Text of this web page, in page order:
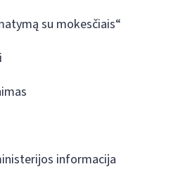
su mokesčiais“
informacija